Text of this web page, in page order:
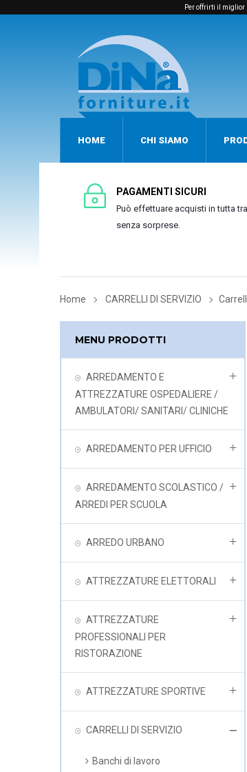
Per offrirti il miglior
HOME CHI SIAMO
PAGAMENTI SICURI
Può effettuare acquisti in tutta
senza sorprese.
Home CARRELLI DI SERVIZIO
MENU PRODOTTI
ARREDAMENTO E
ATTREZZATURE OSPEDALIERE /
AMBULATORI/ SANITARI/ CLINICHE
ARREDAMENTO PER UFFICIO
ARREDAMENTO SCOLASTICO /
ARREDI PER SCUOLA
ARREDO URBANO
ATTREZZATURE ELETTORALI
ATTREZZATURE
PROFESSIONALI PER
RISTORAZIONE
ATTREZZATURE SPORTIVE
CARRELLI DI SERVIZIO
Banchi di lavoro